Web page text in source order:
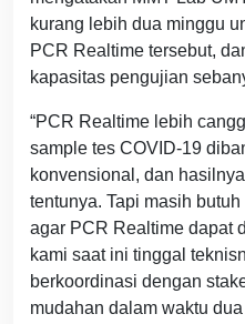
kurang lebih dua minggu
PCR Realtime tersebut,
kapasitas pengujian
“PCR Realtime lebih
sample tes COVID-19
konvensional, dan
tentunya. Tapi masih
agar PCR Realtime dapat
kami saat ini tinggal
berkoordinasi dengan
mudahan dalam waktu